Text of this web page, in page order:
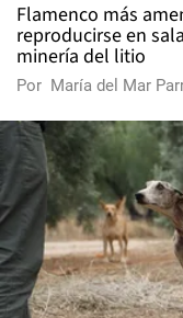
Flamenco más
reproducirse en
minería del litio
Por María del Mar